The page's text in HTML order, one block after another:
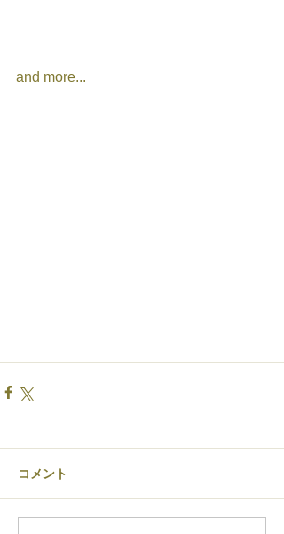
and more...
コメント